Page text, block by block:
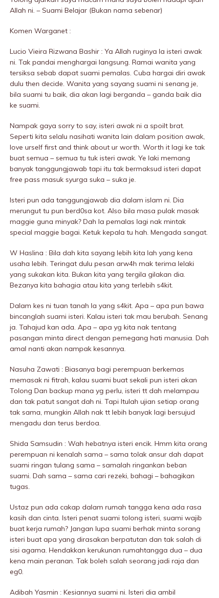
Allah ni. – Suami Belajar (Bukan nama sebenar)
Komen Warganet :
Lucio Vieira Rizwana Bashir : Ya Allah ruginya la isteri awak
ni. Tak pandai menghargai langsung. Ramai wanita yang
tersiksa sebab dapat suami pemalas. Cuba hargai diri awak
dulu then decide. Wanita yang sayang suami ni senang je,
bila suami tu baik, dia akan lagi berganda – ganda baik dia
ke suami.
Nampak gaya sorry to say, isteri awak ni a spoiIt brat.
Seperti kita selalu nasihati wanita lain dalam position awak,
love urself first and think about ur worth. Worth it lagi ke tak
buat semua – semua tu tuk isteri awak. Ye laki memang
banyak tanggungjawab tapi itu tak bermaksud isteri dapat
free pass masuk syurga suka – suka je.
Isteri pun ada tanggungjawab dia dalam islam ni. Dia
merungut tu pun berd0sa kot. Also bila masa pulak masak
maggie guna minyak? Dah la pemalas lagi nak mintak
special maggie bagai. Ketuk kepala tu hah. Mengada sangat.
W Haslina : Bila dah kita sayang lebih kita lah yang kena
usaha lebih. Teringat dulu pesan arw4h mak terima lelaki
yang sukakan kita. Bukan kita yang tergiIa giIakan dia.
Bezanya kita bahagia atau kita yang terlebih s4kit.
Dalam kes ni tuan tanah la yang s4kit. Apa – apa pun bawa
bincanglah suami isteri. Kalau isteri tak mau berubah. Senang
ja. Tahajud kan ada. Apa – apa yg kita nak tentang
pasangan minta direct dengan pemegang hati manusia. Dah
amal nanti akan nampak kesannya.
Nasuha Zawati : Biasanya bagi perempuan berkemas
memasak ni fitrah, kalau suami buat sekali pun isteri akan
Tolong Dan backup mana yg perlu, isteri tt dah meIampau
dan tak patut sangat dah ni. Tapi Itulah ujian setiap orang
tak sama, mungkin Allah nak tt lebih banyak lagi bersujud
mengadu dan terus berdoa.
Shida Samsudin : Wah hebatnya isteri encik. Hmm kita orang
perempuan ni kenalah sama – sama tolak ansur dah dapat
suami ringan tuIang sama – samalah ringankan beban
suami. Dah sama – sama cari rezeki, bahagi – bahagikan
tugas.
Ustaz pun ada cakap dalam rumah tangga kena ada rasa
kasih dan cinta. Isteri penat suami tolong isteri, suami wajib
buat kerja rumah? Jangan lupa suami berhak minta sorang
isteri buat apa yang dirasakan berpatutan dan tak salah di
sisi agama. Hendakkan kerukunan rumahtangga dua – dua
kena main peranan. Tak boleh salah seorang jadi raja dan
eg0.
Adibah Yasmin : Kesiannya suami ni. Isteri dia ambil